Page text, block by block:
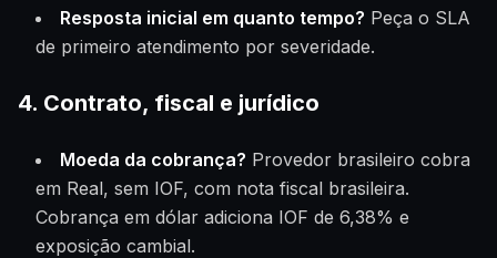
Resposta inicial em quanto tempo? Peça o SLA
de primeiro atendimento por severidade.
4. Contrato, fiscal e jurídico
Moeda da cobrança? Provedor brasileiro cobra
em Real, sem IOF, com nota fiscal brasileira.
Cobrança em dólar adiciona IOF de 6,38% e
exposição cambial.